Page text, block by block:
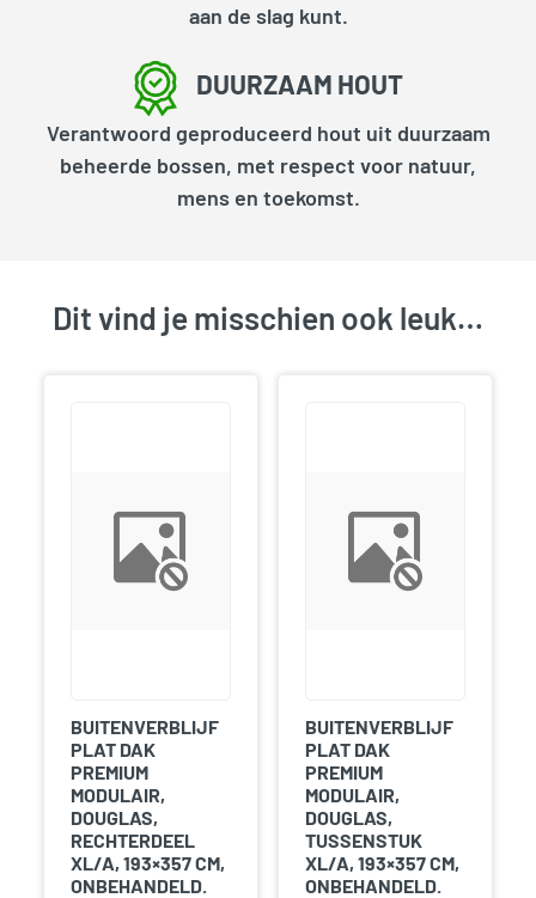
aan de slag kunt.
DUURZAAM HOUT
Verantwoord geproduceerd hout uit duurzaam
beheerde bossen, met respect voor natuur,
mens en toekomst.
Dit vind je misschien ook leuk…
BUITENVERBLIJF
PLAT DAK
PREMIUM
MODULAIR,
DOUGLAS,
RECHTERDEEL
XL/A, 193×357 CM,
ONBEHANDELD.
BUITENVERBLIJF
PLAT DAK
PREMIUM
MODULAIR,
DOUGLAS,
TUSSENSTUK
XL/A, 193×357 CM,
ONBEHANDELD.